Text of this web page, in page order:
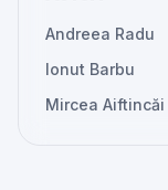
Andreea Radu
Ionut Barbu
Mircea Aiftincăi